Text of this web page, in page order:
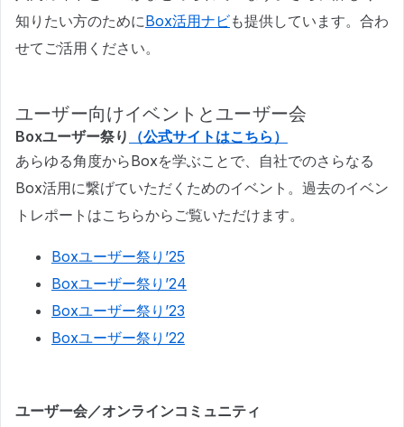
知りたい方のためにBox活用ナビも提供しています。合わ
せてご活用ください。
ユーザー向けイベントとユーザー会
Boxユーザー祭り
（公式サイトはこちら）
あらゆる角度からBoxを学ぶことで、自社でのさらなる
Box活用に繋げていただくためのイベント。過去のイベン
トレポートはこちらからご覧いただけます。
Boxユーザー祭り’25
Boxユーザー祭り’24
Boxユーザー祭り’23
Boxユーザー祭り’22
ユーザー会／オンラインコミュニティ